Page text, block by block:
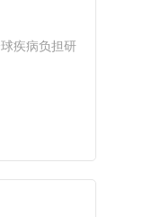
疾病负担研